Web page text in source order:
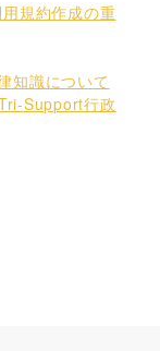
規約作成の重
知識について
Support行政